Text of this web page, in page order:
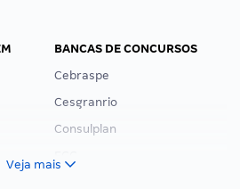
BANCAS DE CONCURSOS
Cebraspe
Cesgranrio
Consulplan
Veja mais